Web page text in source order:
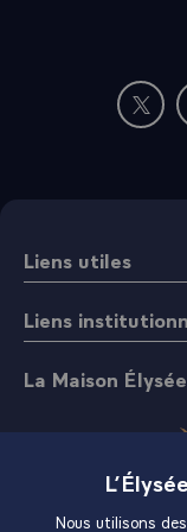
Liens utiles
Liens
La Maison Élysée
Nous utilisons